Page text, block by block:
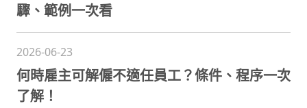
驟、範例一次看
2026-06-23
何時雇主可解僱不適任員工？條件、程序一次
了解！